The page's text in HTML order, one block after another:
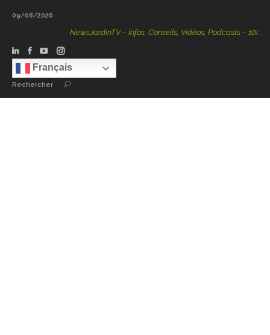
09/08/2026
NewsJardinTV – Infos, Conseils, Vidéos, Podcasts – 100 %
Français
Rechercher